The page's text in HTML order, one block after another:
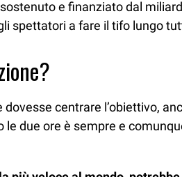
e finanziato dal
spettatori a fare il tifo lungo
centrare l’obiettivo,
due ore è sempre e